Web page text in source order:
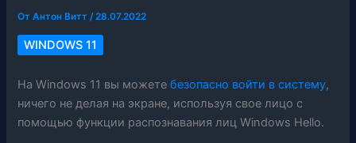
ОтАнтон Витт/28.07.2022
WINDOWS 11
На Windows 11 вы можетебезопасно войти в систему,
ничего не делая на экране, используя свое лицо с
помощью функции распознавания лиц Windows Hello.